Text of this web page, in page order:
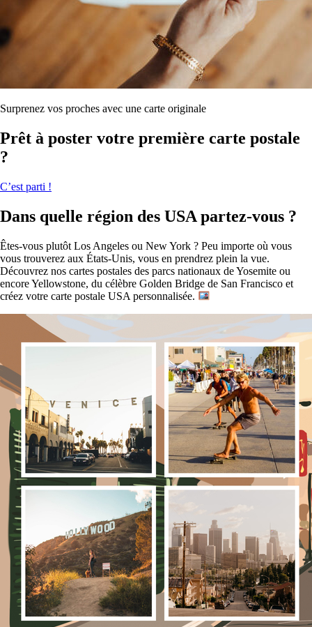
Surprenez vos proches avec une carte originale
Prêt à poster votre première carte postale
?
C’est parti !
Dans quelle région des USA partez-vous ?
Êtes-vous plutôt Los Angeles ou New York ? Peu importe où vous
vous trouverez aux États-Unis, vous en prendrez plein la vue.
Découvrez nos cartes postales des parcs nationaux de Yosemite ou
encore Yellowstone, du célèbre Golden Bridge de San Francisco et
créez votre carte postale USA personnalisée.